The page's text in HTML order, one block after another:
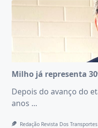
Milho já representa
Depois do avanço do
anos ...
Redação Revista Dos Transportes